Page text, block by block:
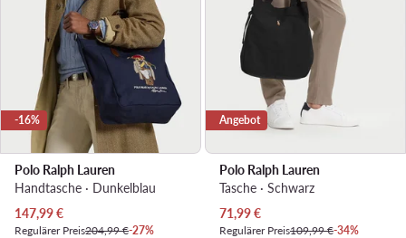
-16%
Polo Ralph Lauren
Handtasche · Dunkelblau
Aktueller Preis
147,99€
Regulärer Preis204,99 €-27%
Angebot
Polo Ralph Lauren
Tasche · Schwarz
Aktueller Preis
71,99€
Regulärer Preis109,99 €-34%